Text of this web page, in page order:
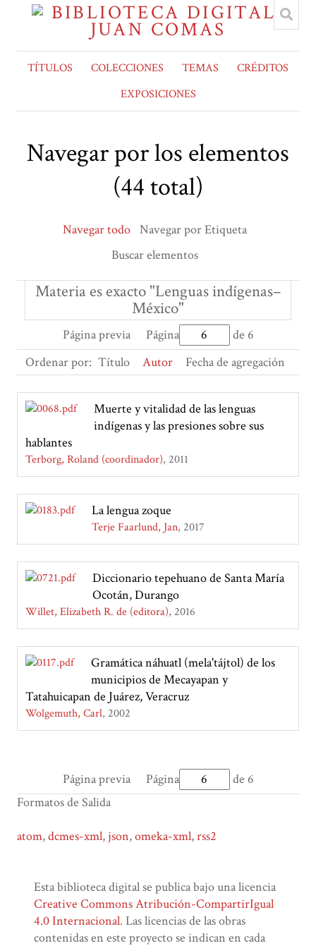
TÍTULOS COLECCIONES TEMAS
CRÉDITOS
EXPOSICIONES
Navegar por los elementos
(44 total)
Navegar todo Navegar por Etiqueta
Buscar elementos
Materia es exacto "Lenguas indígenas–
México"
Página previa Página
de 6
Ordenar por: Título Autor Fecha de agregación
Muerte y vitalidad de las lenguas
indígenas y las presiones sobre sus
hablantes
Terborg, Roland (coordinador) 2011
La lengua zoque
Terje Faarlund, Jan 2017
Diccionario tepehuano de Santa María
Ocotán, Durango
Willet, Elizabeth R. de (editora) 2016
Gramática náhuatl (mela'tájtol) de los
municipios de Mecayapan y
Tatahuicapan de Juárez, Veracruz
Wolgemuth, Carl 2002
Página previa Página
de 6
Formatos de Salida
atom,dcmes-xml, json,omeka-xml,rss2
Esta biblioteca digital se publica bajo una licencia
Creative Commons Atribución-CompartirIgual
4.0 Internacional. Las licencias de las obras
contenidas en este proyecto se indican en cada